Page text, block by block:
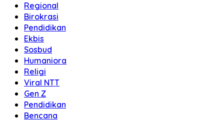
Regional
Birokrasi
Pendidikan
Ekbis
Sosbud
Humaniora
Religi
Viral NTT
Gen Z
Pendidikan
Bencana